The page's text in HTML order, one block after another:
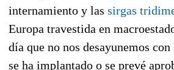
internamiento y las sirgas
Europa travestida en
día que no nos desayunemos
se ha implantado o se prevé